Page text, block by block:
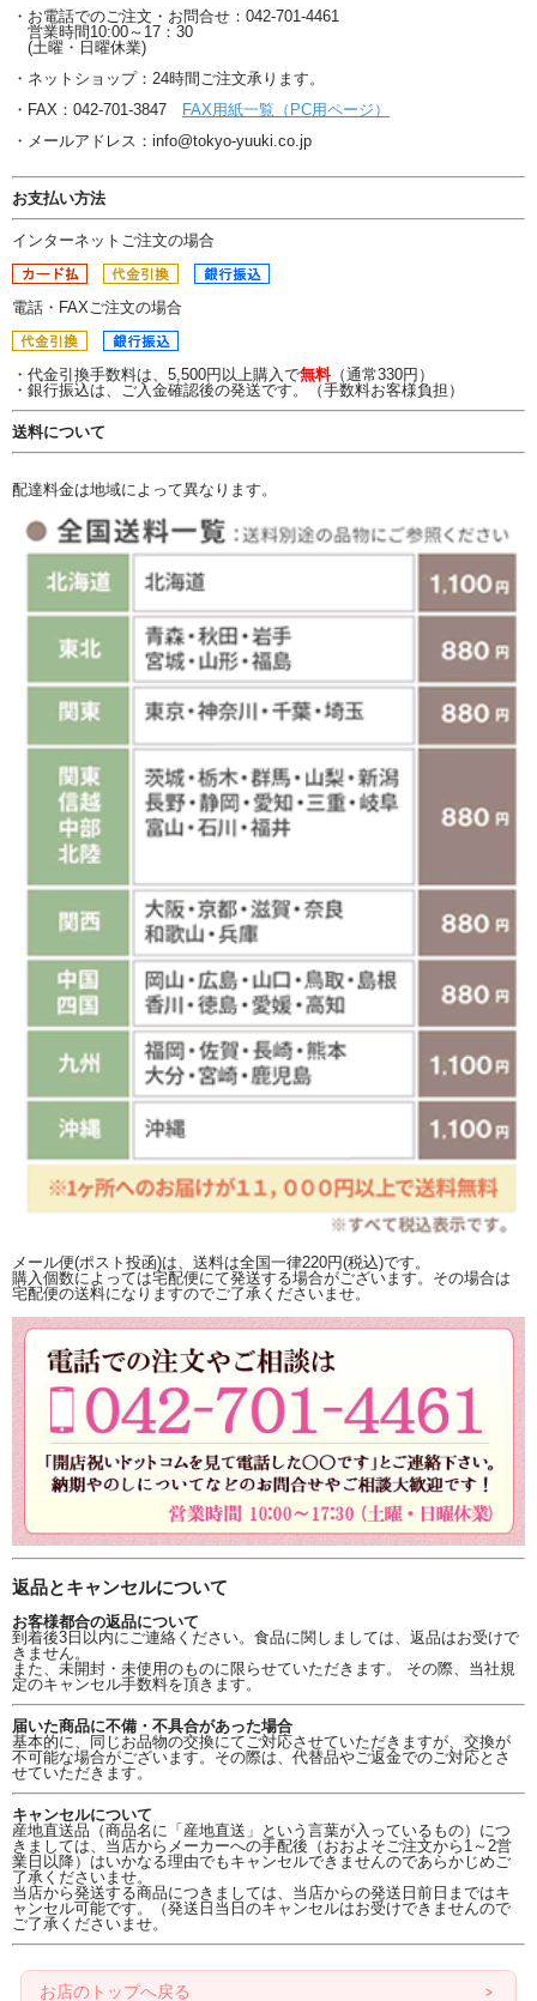
・お電話でのご注文・お問合せ：042-701-4461
営業時間10:00～17：30
(土曜・日曜休業)
・ネットショップ：24時間ご注文承ります。
・FAX：042-701-3847
FAX用紙一覧（PC用ページ）
・メールアドレス：info@tokyo-yuuki.co.jp
お支払い方法
インターネットご注文の場合
電話・FAXご注文の場合
・代金引換手数料は、5,500円以上購入で無料（通常330円）
・銀行振込は、ご入金確認後の発送です。（手数料お客様負担）
送料について
配達料金は地域によって異なります。
メール便(ポスト投函)は、送料は全国一律220円(税込)です。
購入個数によっては宅配便にて発送する場合がございます。その場合は
宅配便の送料になりますのでご了承くださいませ。
返品とキャンセルについて
お客様都合の返品について
到着後3日以内にご連絡ください。食品に関しましては、返品はお受けで
きません。
また、未開封・未使用のものに限らせていただきます。 その際、当社規
定のキャンセル手数料を頂きます。
届いた商品に不備・不具合があった場合
基本的に、同じお品物の交換にてご対応させていただきますが、交換が
不可能な場合がございます。その際は、代替品やご返金でのご対応とさ
せていただきます。
キャンセルについて
産地直送品（商品名に「産地直送」という言葉が入っているもの）につ
きましては、当店からメーカーへの手配後（おおよそご注文から1～2営
業日以降）はいかなる理由でもキャンセルできませんのであらかじめご
了承くださいませ。
当店から発送する商品につきましては、当店からの発送日前日まではキ
ャンセル可能です。（発送日当日のキャンセルはお受けできませんので
ご了承くださいませ。
お店のトップへ戻る